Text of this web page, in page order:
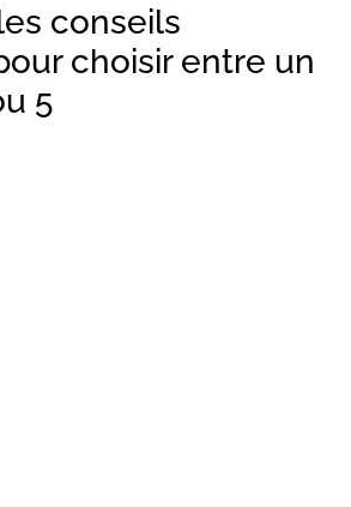
conseils
choisir entre un
5